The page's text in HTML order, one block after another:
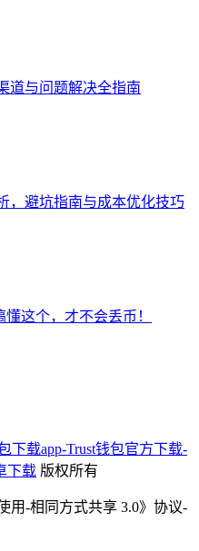
道与问题解决全指南
，避坑指南与成本优化技巧
懂这个，才不会丢币！
下载app-Trust钱包官方下载-
下载 版权所有
用-相同方式共享 3.0》协议-